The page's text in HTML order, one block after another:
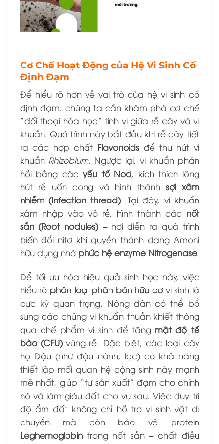
Cơ Chế Hoạt Động của Hệ Vi Sinh Cố
Định Đạm
Để hiểu rõ hơn về vai trò của hệ vi sinh cố
định đạm, chúng ta cần khám phá cơ chế
“đối thoại hóa học” tinh vi giữa rễ cây và vi
khuẩn. Quá trình này bắt đầu khi rễ cây tiết
ra các hợp chất Flavonoids để thu hút vi
khuẩn Rhizobium. Ngược lại, vi khuẩn phản
hồi bằng các yếu tố Nod, kích thích lông
hút rễ uốn cong và hình thành sợi xâm
nhiễm (Infection thread). Tại đây, vi khuẩn
xâm nhập vào vỏ rễ, hình thành các nốt
sần (Root nodules) – nơi diễn ra quá trình
biến đổi nitơ khí quyển thành dạng Amoni
hữu dụng nhờ phức hệ enzyme Nitrogenase.
Để tối ưu hóa hiệu quả sinh học này, việc
hiểu rõ phân loại phân bón hữu cơ vi sinh là
cực kỳ quan trọng. Nông dân có thể bổ
sung các chủng vi khuẩn thuần khiết thông
qua chế phẩm vi sinh để tăng mật độ tế
bào (CFU)vùng rễ. Đặc biệt, các loại cây
họ Đậu (như đậu nành, lạc) có khả năng
thiết lập mối quan hệ cộng sinh này mạnh
mẽ nhất, giúp “tự sản xuất” đạm cho chính
nó và làm giàu đất cho vụ sau. Việc duy trì
độ ẩm đất không chỉ hỗ trợ vi sinh vật di
chuyển mà còn bảo vệ protein
Leghemoglobintrong nốt sần – chất điều